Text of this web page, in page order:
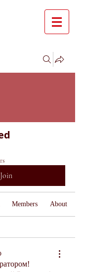
Join
Members About